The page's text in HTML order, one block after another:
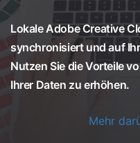
Lokale Adobe Creative
synchronisiert und auf
Nutzen Sie die Vorteile
Ihrer Daten zu erhöhen.
Mehr